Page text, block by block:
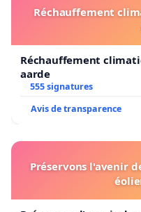
Réchauffement
Réchauffement
aarde
555 signatures
Avis de transparence
Préservons l'avenir